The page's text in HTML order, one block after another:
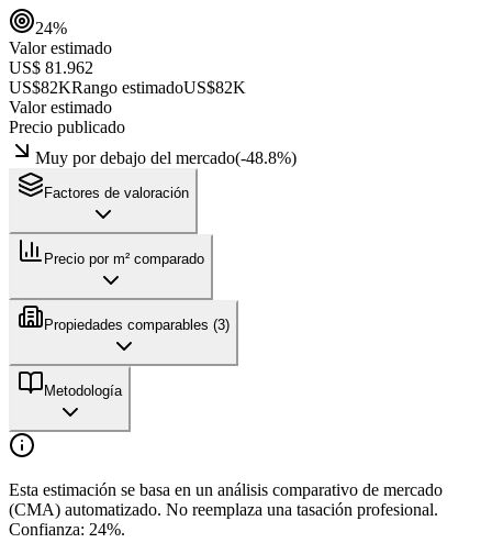
24%
Valor estimado
US$ 81.962
US$82KRango estimadoUS$82K
Valor estimado
Precio publicado
Muy por debajo del mercado(-48.8%)
Factores de valoración
Precio por m² comparado
Propiedades comparables (3)
Metodología
Esta estimación se basa en un análisis comparativo de mercado
(CMA) automatizado. No reemplaza una tasación profesional.
Confianza: 24%.